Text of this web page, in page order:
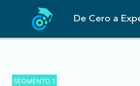
De Cero a
SEGMENTO 1